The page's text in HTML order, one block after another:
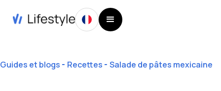
Guides et blogs Recettes Salade de pâtes mexicaine